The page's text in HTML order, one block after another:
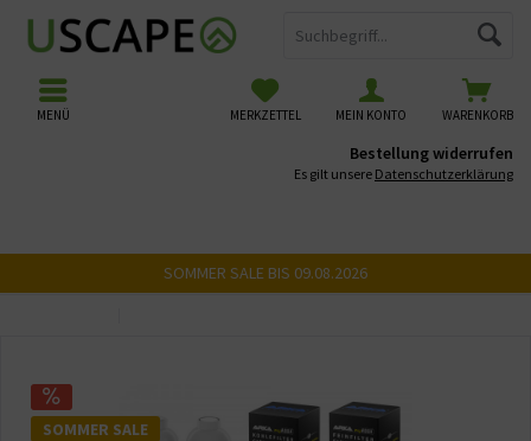
WARENKORB
MERKZETTEL MEIN KONTO
MENÜ
Bestellung widerrufen
Es gilt unsere Datenschutzerklärung
SOMMER SALE BIS 09.08.2026
SOMMER SALE